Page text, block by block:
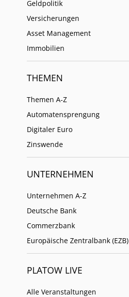
Geldpolitik
Versicherungen
Asset Management
Immobilien
THEMEN
Themen A-Z
Automatensprengung
Digitaler Euro
Zinswende
UNTERNEHMEN
Unternehmen A-Z
Deutsche Bank
Commerzbank
Europäische Zentralbank (EZB)
PLATOW LIVE
Alle Veranstaltungen